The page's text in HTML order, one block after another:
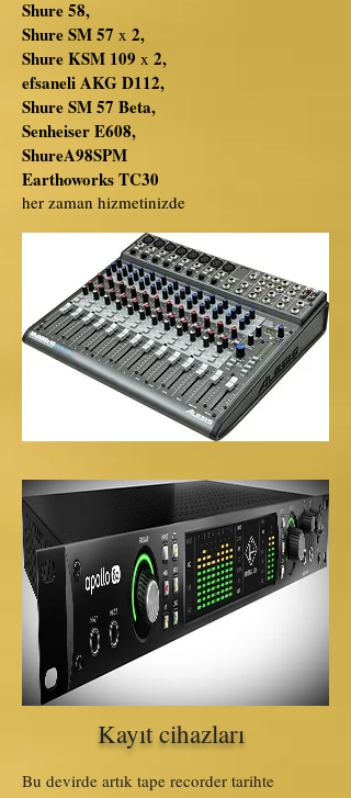
Shure 58,
Shure SM 57 x 2,
Shure KSM 109 x 2,
efsaneli AKG D112,
Shure SM 57 Beta,
Senheiser E608,
ShureA98SPM
Earthoworks TC30
her zaman hizmetinizde
Kayıt cihazları
Bu devirde artık tape recorder tarihte